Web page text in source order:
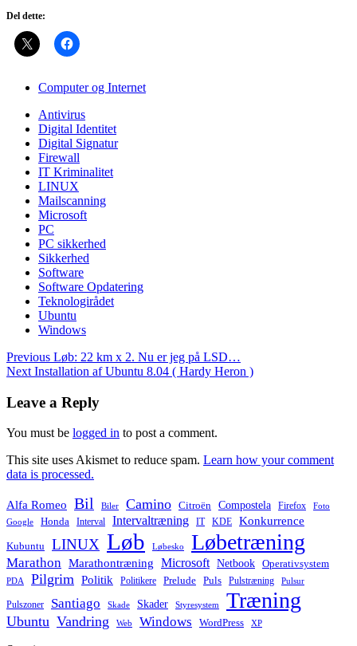
Del dette:
Computer og Internet
Antivirus
Digital Identitet
Digital Signatur
Firewall
IT Kriminalitet
LINUX
Mailscanning
Microsoft
PC
PC sikkerhed
Sikkerhed
Software
Software Opdatering
Teknologirådet
Ubuntu
Windows
Post
navigation
Previous Løb: 22 km x 2. Nu er jeg på LSD…
Next Installation af Ubuntu 8.04 ( Hardy Heron )
Leave a Reply
You must be logged in to post a comment.
This site uses Akismet to reduce spam. Learn how your comment
data is processed.
Alfa Romeo Bil Biler Camino Citroën Compostela Firefox
Foto
Google
Honda Interval Intervaltræning IT KDE Konkurrence
Kubuntu LINUX Løb Løbesko Løbetræning
Marathon Marathontræning Microsoft Netbook Operativsystem
PDA Pilgrim Politik Politikere Prelude Puls Pulstræning Pulsur
Pulszoner Santiago Skade Skader Styresystem Træning
Ubuntu Vandring Web Windows WordPress XP